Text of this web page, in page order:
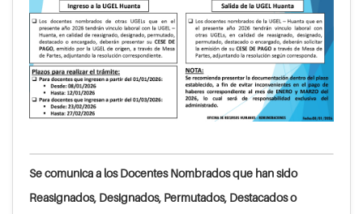
Se comunica a los Docentes Nombrados que han sido
Reasignados, Designados, Permutados, Destacados o